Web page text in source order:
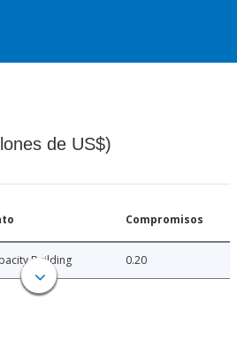
de US$)
Compromisos
Building 0.20